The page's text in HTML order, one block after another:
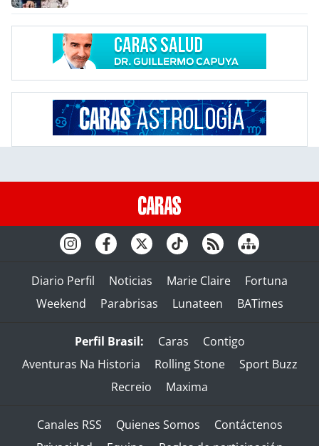
Diario Perfil Noticias Marie Claire
Fortuna
Weekend
Parabrisas Lunateen BATimes
Perfil Brasil: Caras
Contigo
Aventuras Na Historia
Rolling Stone
Sport Buzz
Recreio
Maxima
Canales RSS Quienes Somos
Contáctenos